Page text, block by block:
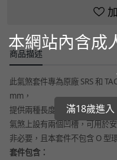
商品描述
此氣煞套件專為原廠 SRS 和
mm，
提供兩種長度選擇，且兩款氣
氣煞上設有兩個凹槽，可用於
非必要，且本套件不包含 O 型
套件包含：
本網站內含成
滿18歲進入